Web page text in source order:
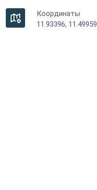
Координаты
11.93396, 11.49959